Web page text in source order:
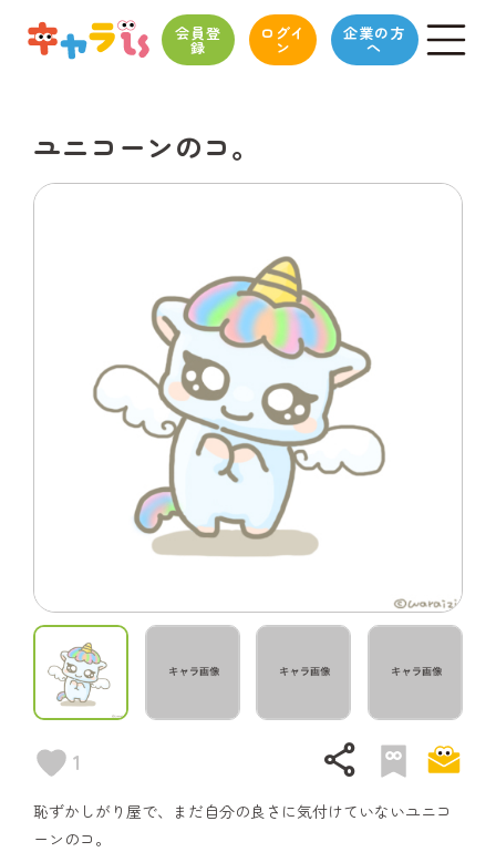
会員登
録
ログイ
ン
企業の方
へ
ユニコーンのコ。
1 share
恥ずかしがり屋で、まだ自分の良さに気付けていないユニコ
ーンのコ。